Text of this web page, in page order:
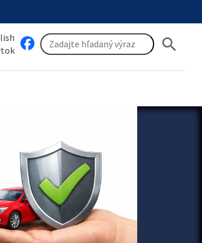
search